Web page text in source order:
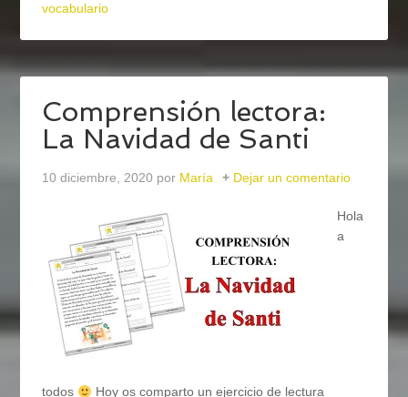
vocabulario
Comprensión lectora:
La Navidad de Santi
10 diciembre, 2020 por María Dejar un comentario
Hola
a
todos
Hoy os comparto un ejercicio de lectura